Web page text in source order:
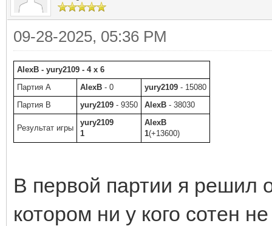
09-28-2025, 05:36 PM
AlexB - yury2109 - 4 x 6
Партия A
AlexB - 0 yury2109 - 15080
Партия B
yury2109 - 9350 AlexB - 38030
Результат игры
yury2109
1
AlexB
1(+13600)
В первой партии я решил
котором ни у кого сотен